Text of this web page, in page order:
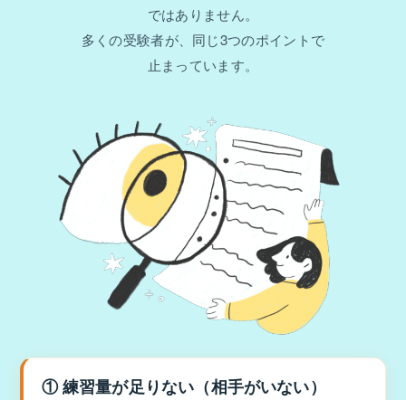
ではありません。
多くの受験者が、同じ3つのポイントで
止まっています。
① 練習量が足りない（相手がいない）